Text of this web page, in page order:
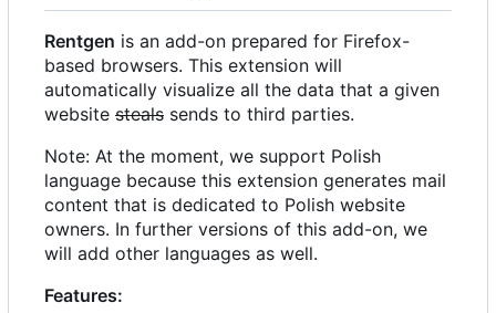
Rentgen is an add-on prepared for Firefox-
based browsers. This extension will
automatically visualize all the data that a given
website steals sends to third parties.
Note: At the moment, we support Polish
language because this extension generates mail
content that is dedicated to Polish website
owners. In further versions of this add-on, we
will add other languages as well.
Features: